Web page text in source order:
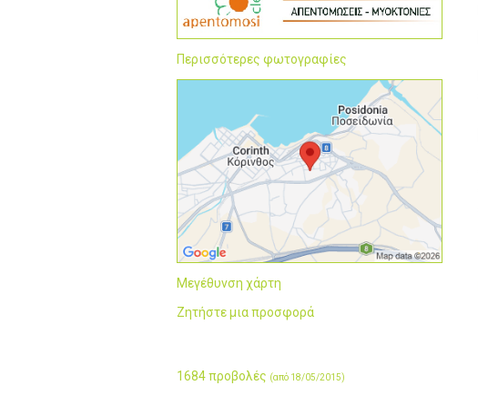
Περισσότερες φωτογραφίες
Μεγέθυνση χάρτη
Ζητήστε μια προσφορά
1684 προβολές (από 18/05/2015)